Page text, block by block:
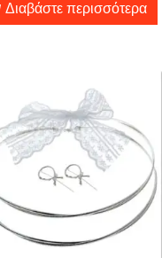
Διαβάστε περισσότερα